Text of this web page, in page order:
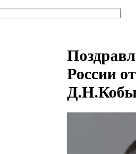
России